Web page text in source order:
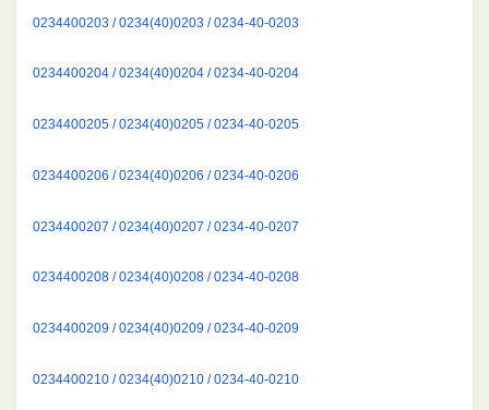
0234400203 / 0234(40)0203 / 0234-40-0203
0234400204 / 0234(40)0204 / 0234-40-0204
0234400205 / 0234(40)0205 / 0234-40-0205
0234400206 / 0234(40)0206 / 0234-40-0206
0234400207 / 0234(40)0207 / 0234-40-0207
0234400208 / 0234(40)0208 / 0234-40-0208
0234400209 / 0234(40)0209 / 0234-40-0209
0234400210 / 0234(40)0210 / 0234-40-0210